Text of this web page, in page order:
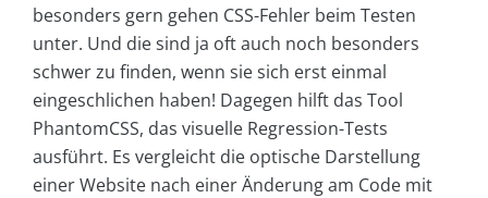
besonders gern gehen CSS-Fehler beim Testen
unter. Und die sind ja oft auch noch besonders
schwer zu finden, wenn sie sich erst einmal
eingeschlichen haben! Dagegen hilft das Tool
PhantomCSS, das visuelle Regression-Tests
ausführt. Es vergleicht die optische Darstellung
einer Website nach einer Änderung am Code mit